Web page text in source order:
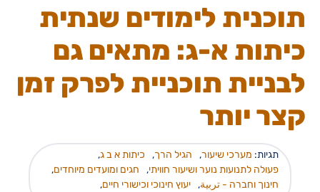
תוכנית לימודים שנתית
כיתות א-ג: מתאים גם
לבניית תוכניית לפרק זמן
קצר יותר
תגיות: מערכי שיעור, הגיל הרך, כיתות א ב ג,
פעולה לתנועות נוער ושיעור חוויתי, חגים ומועדים מיוחדים,
חינוך וחברה - تربية, יעוץ חינוכי וכישורי חיים,